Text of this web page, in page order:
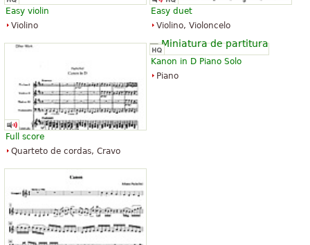
atrás!
Tudo seria ensinado para memorizar tudo! ”
Easy violin
Violino
Easy duet
Violino, Violoncelo
Full score
Quarteto de cordas, Cravo
Kanon in D Piano Solo
Piano